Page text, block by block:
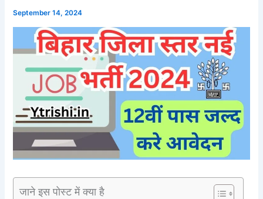
September 14, 2024
जाने इस पोस्ट में क्या है